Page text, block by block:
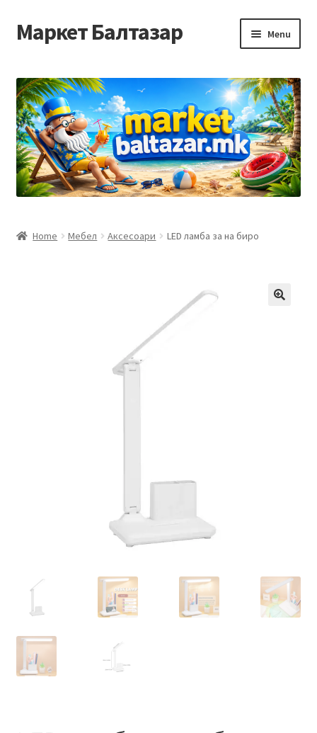
Skip
to
Skip
to
Маркет Балтазар Menu
Checkout
Homepage
Privacy Policy
Home Мебел Аксесоари LED ламба за на биро